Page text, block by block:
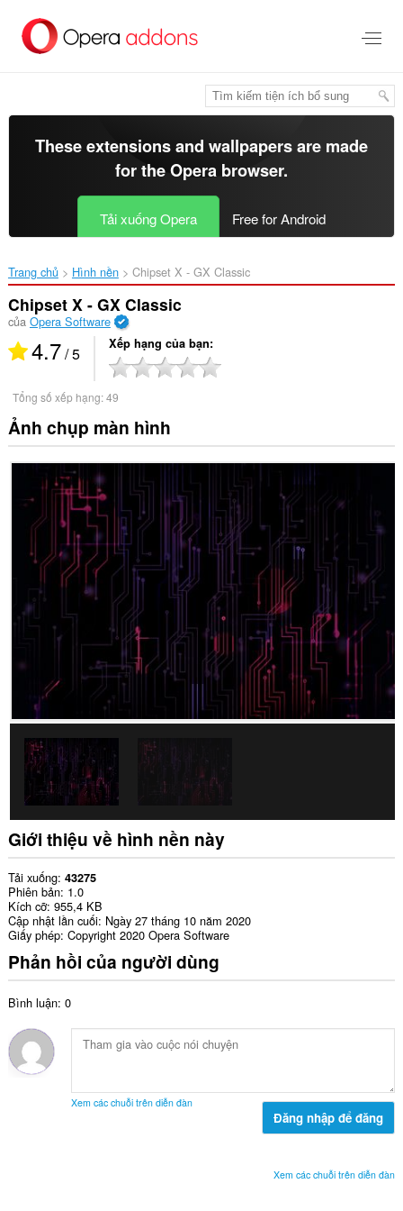
đến
These extensions and wallpapers are made
for theOpera browser.
Tải xuống Opera Free for Android
Trang chủ Hình nền Chipset X - GX Classic‎
Chipset X - GX Classic
của Opera Software
4.7/ 5 Xếp hạng của bạn
Tổng số xếp hạng:49
Ảnh chụp màn hình
Giới thiệu về hình nền này
Tải xuống 43275
Phiên bản 1.0
Kích cỡ 955,4 KB
Cập nhật lần cuối Ngày 27 tháng 10 năm 2020
Giấy phép Copyright 2020 Opera Software
Phản hồi của người dùng
Bình luận: 0
Xem các chuỗi trên diễn đàn
Đăng nhập để đăng
Xem các chuỗi trên diễn đàn